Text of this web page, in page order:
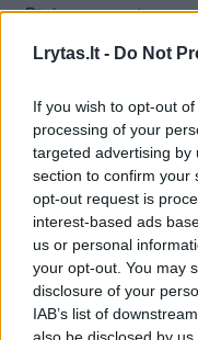
Lrytas.lt - Do Not
If you wish to opt-out
processing of your
targeted advertising by
section to confirm your
opt-out request is
interest-based ads
us or personal
your opt-out. You may
disclosure of your
IAB’s list of
also be disclosed by
Žinios | Pasaulis
Vaizdai iš tragiškos
vaiko gyvybių
Žinios | Lietuvos diena